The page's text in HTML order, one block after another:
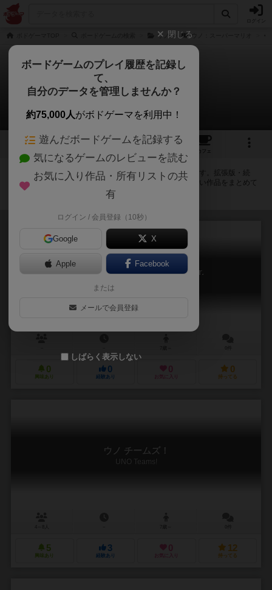
ウノ ウノ：スーパーマリオ
ウノ：スーパーマリオ
拡張/関連作品 46件
カフェ
ウノ：スーパーマリオに紐付いているボードゲーム一覧です。拡張版・続
編・リメイク版などの同じシリーズを中心に、関連性の強い作品をまとめて
います。
ウノ ミニカード5 – ノーマル Ver.
UNO™ MiniCards5 – Normal Version
0
興味あり
0
経験あり
0
お気に入り
0
持ってる
ウノ チームズ！
UNO Teams!
5
興味あり
3
経験あり
0
お気に入り
12
持ってる
閉じる
ボードゲームのプレイ履歴を記録し
て、
自分のデータを管理しませんか？
約75,000人がボドゲーマを利用中！
遊んだボードゲームを記録する
気になるゲームのレビューを読む
お気に入り作品・所有リストの共
有
ログイン / 会員登録（10秒）
Google X
Apple Facebook
または
メールで会員登録
しばらく表示しない